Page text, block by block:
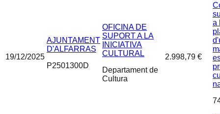
19/12/2025
AJUNTAMENT
D'ALFARRAS
P2501300D
OFICINA DE
SUPORT A LA
INICIATIVA
CULTURAL
Departament de
Cultura
2.998,79 €
a